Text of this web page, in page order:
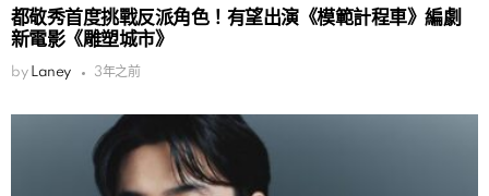
都敬秀首度挑戰反派角色！有望出演《模範計程車》編劇
新電影《雕塑城市》
by Laney 3年之前